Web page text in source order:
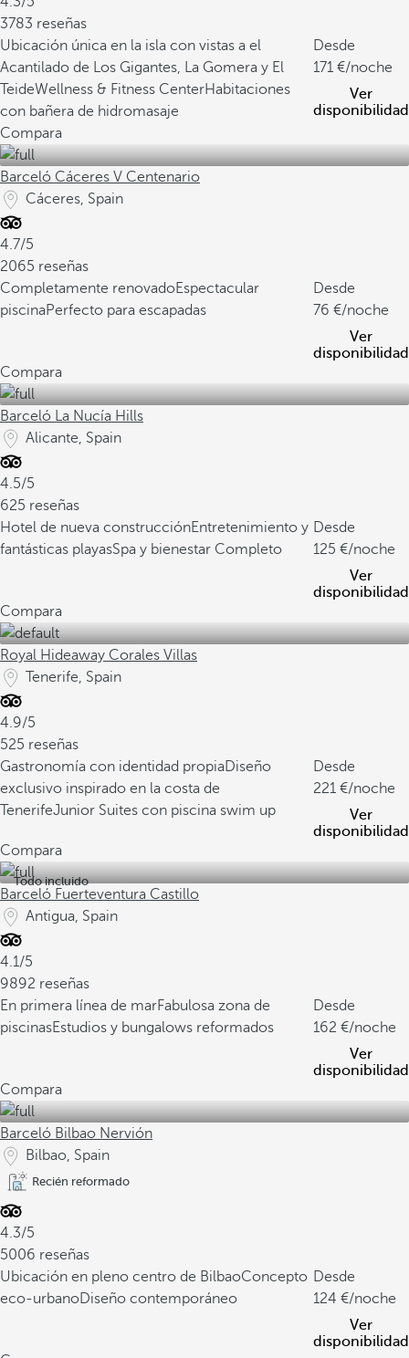
3783 reseñas
Ubicación única en la isla con vistas a el
Acantilado de Los Gigantes, La Gomera y El
TeideWellness & Fitness CenterHabitaciones
con bañera de hidromasaje
Desde
171
/noche
Ver
disponibilidad
Compara
Barceló Cáceres V Centenario
Cáceres, Spain
4.7/5
2065 reseñas
Completamente renovadoEspectacular
piscinaPerfecto para escapadas
Desde
76
/noche
Ver
disponibilidad
Compara
Barceló La Nucía Hills
Alicante, Spain
4.5/5
625 reseñas
Hotel de nueva construcciónEntretenimiento y
fantásticas playasSpa y bienestar Completo
Desde
125
/noche
Ver
disponibilidad
Compara
Royal Hideaway Corales Villas
Tenerife, Spain
4.9/5
525 reseñas
Gastronomía con identidad propiaDiseño
exclusivo inspirado en la costa de
TenerifeJunior Suites con piscina swim up
Desde
221
/noche
Ver
disponibilidad
Compara
Todo incluido
Barceló Fuerteventura Castillo
Antigua, Spain
4.1/5
9892 reseñas
En primera línea de marFabulosa zona de
piscinasEstudios y bungalows reformados
Desde
162
/noche
Ver
disponibilidad
Compara
Barceló Bilbao Nervión
Bilbao, Spain
Recién reformado
4.3/5
5006 reseñas
Ubicación en pleno centro de BilbaoConcepto
eco-urbanoDiseño contemporáneo
Desde
124
/noche
Ver
disponibilidad